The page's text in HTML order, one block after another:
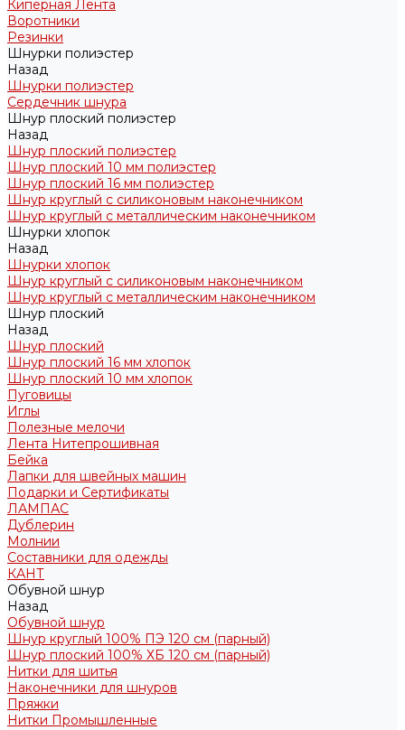
Киперная Лента
Воротники
Резинки
Шнурки полиэстер
Назад
Шнурки полиэстер
Сердечник шнура
Шнур плоский полиэстер
Назад
Шнур плоский полиэстер
Шнур плоский 10 мм полиэстер
Шнур плоский 16 мм полиэстер
Шнур круглый с силиконовым наконечником
Шнур круглый с металлическим наконечником
Шнурки хлопок
Назад
Шнурки хлопок
Шнур круглый с силиконовым наконечником
Шнур круглый с металлическим наконечником
Шнур плоский
Назад
Шнур плоский
Шнур плоский 16 мм хлопок
Шнур плоский 10 мм хлопок
Пуговицы
Иглы
Полезные мелочи
Лента Нитепрошивная
Бейка
Лапки для швейных машин
Подарки и Сертификаты
ЛАМПАС
Дублерин
Молнии
Составники для одежды
КАНТ
Обувной шнур
Назад
Обувной шнур
Шнур круглый 100% ПЭ 120 см (парный)
Шнур плоский 100% ХБ 120 см (парный)
Нитки для шитья
Наконечники для шнуров
Пряжки
Нитки Промышленные